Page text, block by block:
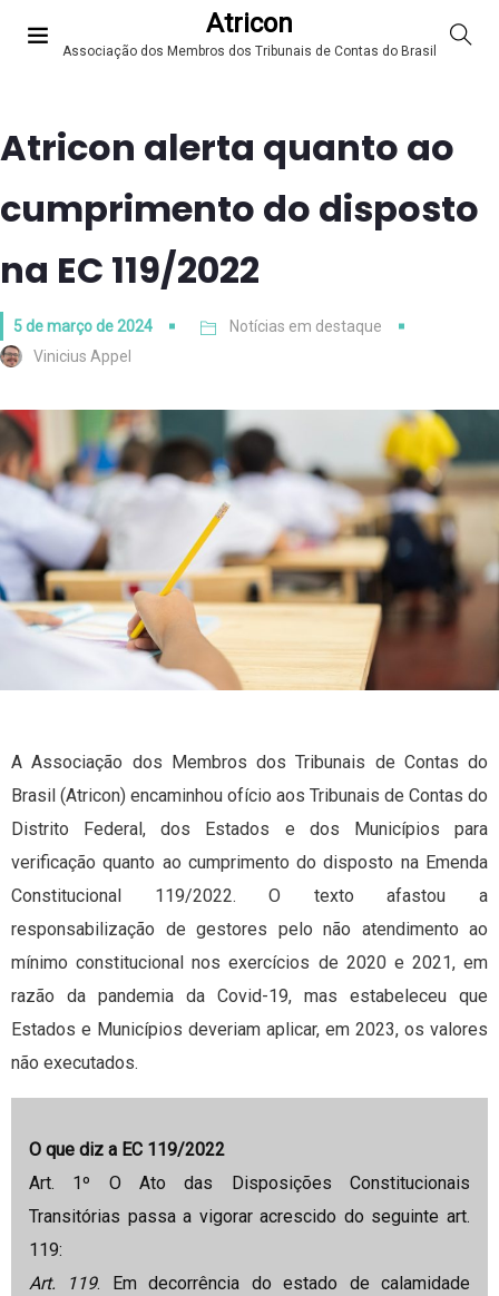
Atricon
Associação dos Membros dos Tribunais de Contas do Brasil
Atricon alerta quanto ao
cumprimento do disposto
na EC 119/2022
5 de março de 2024
Notícias em destaque
Vinicius Appel
A Associação dos Membros dos Tribunais de Contas do
Brasil (Atricon) encaminhou ofício aos Tribunais de Contas do
Distrito Federal, dos Estados e dos Municípios para
verificação quanto ao cumprimento do disposto na Emenda
Constitucional 119/2022. O texto afastou a
responsabilização de gestores pelo não atendimento ao
mínimo constitucional nos exercícios de 2020 e 2021, em
razão da pandemia da Covid-19, mas estabeleceu que
Estados e Municípios deveriam aplicar, em 2023, os valores
não executados.
O que diz a EC 119/2022
Art. 1º O Ato das Disposições Constitucionais
Transitórias passa a vigorar acrescido do seguinte art.
119:
Art. 119. Em decorrência do estado de calamidade